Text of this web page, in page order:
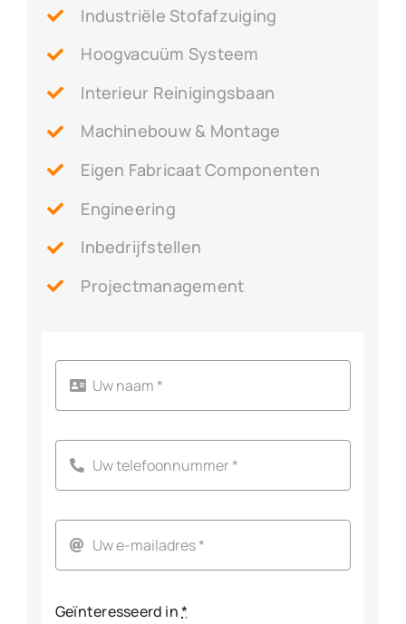
Industriële Stofafzuiging
Hoogvacuüm Systeem
Interieur Reinigingsbaan
Machinebouw & Montage
Eigen Fabricaat Componenten
Engineering
Inbedrijfstellen
Projectmanagement
Geïnteresseerd in*